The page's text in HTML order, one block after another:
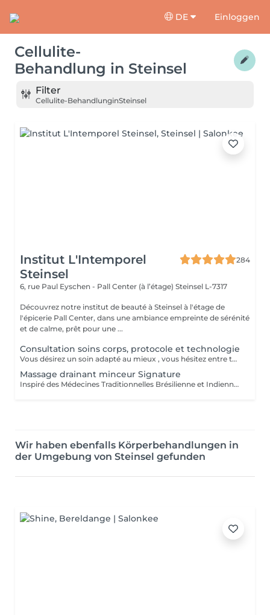
DE Einloggen
Cellulite-
Behandlung in Steinsel
Filter
Cellulite-BehandlunginSteinsel
Institut L'Intemporel
Steinsel
284
6, rue Paul Eyschen - Pall Center (à l’étage) Steinsel L-7317
Découvrez notre institut de beauté à Steinsel à l'étage de
l'épicerie Pall Center, dans une ambiance empreinte de sérénité
et de calme, prêt pour une ...
Consultation soins corps, protocole et technologie
Vous désirez un soin adapté au mieux , vous hésitez entre toutes nos techniques , machines et protocoles divers. Nous avons donc mis en place ce moment privilégié avec une esthéticienne , qui vous écoutera et répondra à vos attentes en vous conseillant au mieux . Les 25€ de la consultation vous seront déduits de votre soin si vous prenez rdv .
Massage drainant minceur Signature
Inspiré des Médecines Traditionnelles Brésilienne et Indienne, ce soin allie des manuvres de pétrissage, frictions et percussions pour apporter une détoxification et un drainage des tissus, un équilibre global du corps afin de restaurer son image de soi. Conseillé en cure de minimum 10 séances + 2 gratuites.
Wir haben ebenfalls Körperbehandlungen in
der Umgebung von Steinsel gefunden